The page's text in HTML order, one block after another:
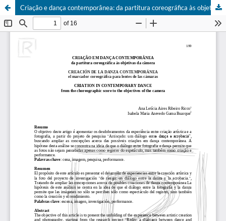
Criação e dança contemporânea: da partitura coreográfica às objetivas da câmera